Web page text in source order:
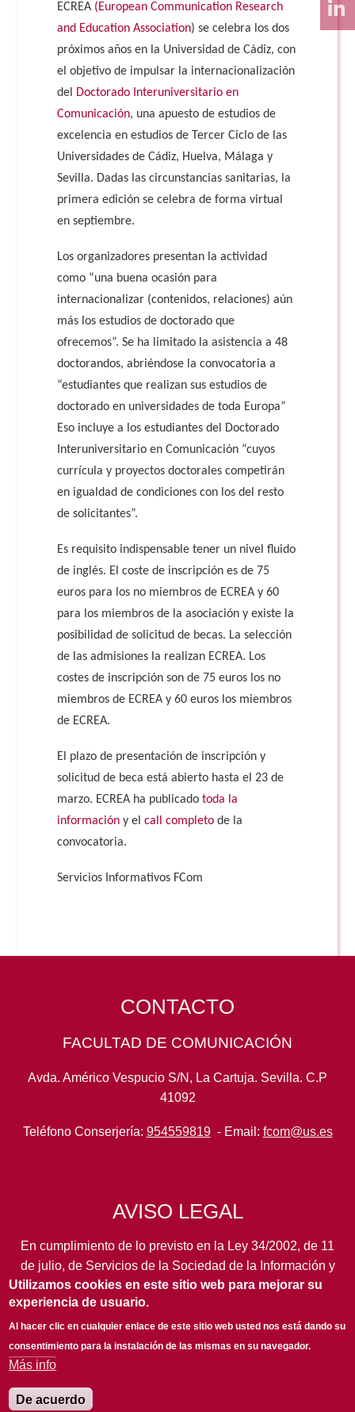
ECREA (European Communication Research
and Education Association) se celebra los dos
próximos años en la Universidad de Cádiz, con
el objetivo de impulsar la internacionalización
del Doctorado Interuniversitario en
Comunicación, una apuesto de estudios de
excelencia en estudios de Tercer Ciclo de las
Universidades de Cádiz, Huelva, Málaga y
Sevilla. Dadas las circunstancias sanitarias, la
primera edición se celebra de forma virtual
en septiembre.
Los organizadores presentan la actividad
como “una buena ocasión para
internacionalizar (contenidos, relaciones) aún
más los estudios de doctorado que
ofrecemos”. Se ha limitado la asistencia a 48
doctorandos, abriéndose la convocatoria a
“estudiantes que realizan sus estudios de
doctorado en universidades de toda Europa”
Eso incluye a los estudiantes del Doctorado
Interuniversitario en Comunicación “cuyos
currícula y proyectos doctorales competirán
en igualdad de condiciones con los del resto
de solicitantes”.
Es requisito indispensable tener un nivel fluido
de inglés. El coste de inscripción es de 75
euros para los no miembros de ECREA y 60
para los miembros de la asociación y existe la
posibilidad de solicitud de becas. La selección
de las admisiones la realizan ECREA. Los
costes de inscripción son de 75 euros los no
miembros de ECREA y 60 euros los miembros
de ECREA.
El plazo de presentación de inscripción y
solicitud de beca está abierto hasta el 23 de
marzo. ECREA ha publicadotoda la
información y elcall completo de la
convocatoria.
Servicios Informativos FCom
CONTACTO
FACULTAD DE COMUNICACIÓN
Avda. Américo Vespucio S/N, La Cartuja. Sevilla. C.P
41092
Teléfono Conserjería: 954559819- Email: fcom@us.es
AVISO LEGAL
En cumplimiento de lo previsto en la Ley 34/2002, de 11
de julio, de Servicios de la Sociedad de la Información y
de Comercio Electrónico, así como en otras normas de
legal aplicación, se pone en conocimiento de los
usuarios de este portal de laUniversidad de Sevillalos
siguientes datos de información general...leer más
Utilizamos cookies en este sitio web para mejorar su
experiencia de usuario.
Al hacer clic en cualquier enlace de este sitio web usted nos está dando su
consentimiento para la instalación de las mismas en su navegador.
Más info
De acuerdo